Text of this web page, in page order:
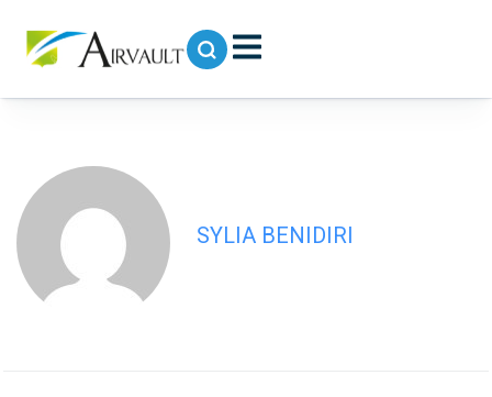
DEL2025-082 – Cession 317 ZI 87
SYLIA BENIDIRI